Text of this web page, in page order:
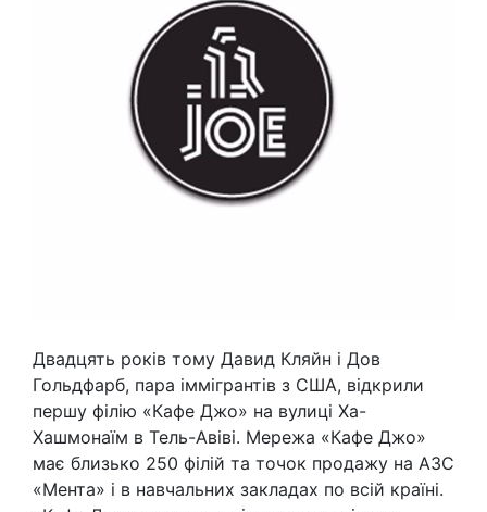
Двадцять років тому Давид Кляйн і Дов
Гольдфарб, пара іммігрантів з США, відкрили
першу філію «Кафе Джо» на вулиці Ха-
Хашмонаїм в Тель-Авіві. Мережа «Кафе Джо»
має близько 250 філій та точок продажу на АЗС
«Мента» і в навчальних закладах по всій країні.